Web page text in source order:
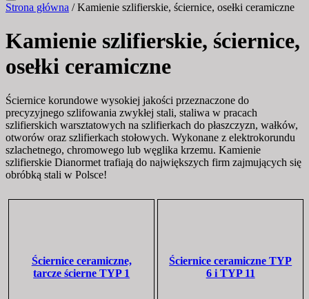
Strona główna / Kamienie szlifierskie, ściernice, osełki ceramiczne
Kamienie szlifierskie, ściernice,
osełki ceramiczne
Ściernice korundowe wysokiej jakości przeznaczone do
precyzyjnego szlifowania zwykłej stali, staliwa w pracach
szlifierskich warsztatowych na szlifierkach do płaszczyzn, wałków,
otworów oraz szlifierkach stołowych. Wykonane z elektrokorundu
szlachetnego, chromowego lub węglika krzemu. Kamienie
szlifierskie Dianormet trafiają do największych firm zajmujących się
obróbką stali w Polsce!
Ściernice ceramiczne,
tarcze ścierne TYP 1
Ściernice ceramiczne TYP
6 i TYP 11